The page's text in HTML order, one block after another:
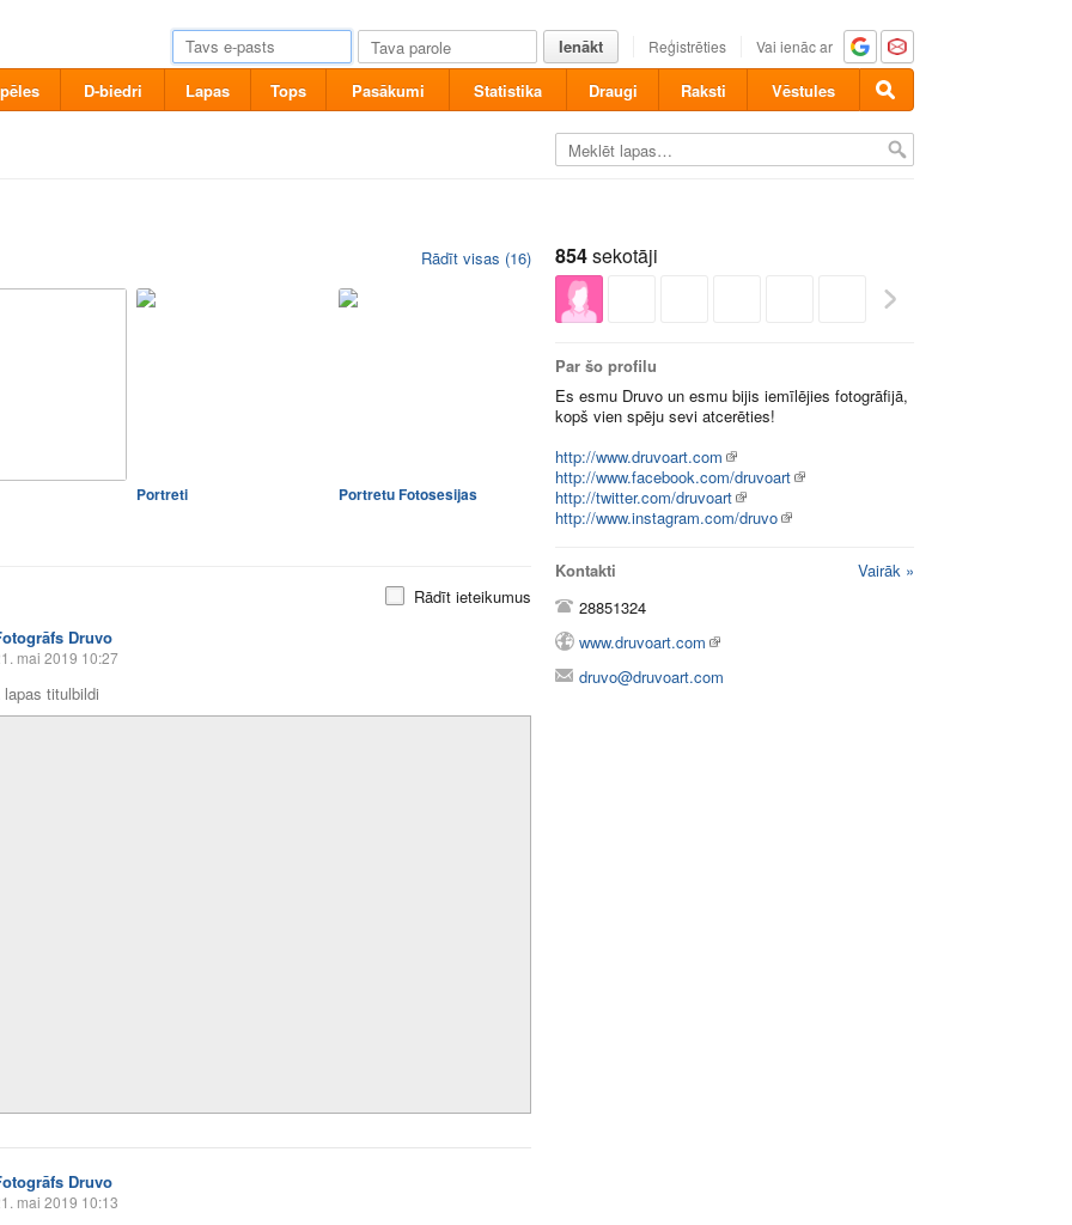
Ienākt Reģistrēties Vai ienāc ar
D-biedri Lapas Tops Pasākumi Statistika Draugi Raksti Vēstules
Rādīt visas (16)
Portreti Portretu Fotosesijas
Rādīt ieteikumus
Druvo
mai 2019 10:27
titulbildi
Druvo
mai 2019 10:13
854sekotāji
Par šo profilu
Es esmu Druvo un esmu bijis iemīlējies fotogrāfijā,
kopš vien spēju sevi atcerēties!
http://www.druvoart.com
http://www.facebook.com/druvoart
http://twitter.com/druvoart
http://www.instagram.com/druvo
Kontakti
Vairāk »
28851324
www.druvoart.com
druvo@druvoart.com